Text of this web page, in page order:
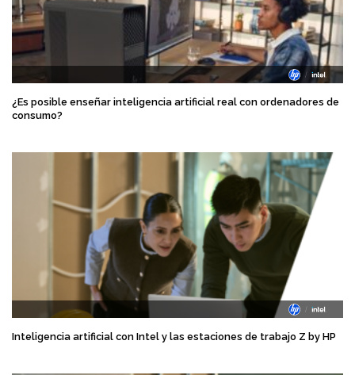
¿Es posible enseñar inteligencia artificial real con ordenadores de
consumo?
Inteligencia artificial con Intel y las estaciones de trabajo Z by HP